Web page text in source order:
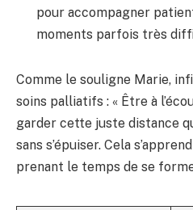
pour accompagner
moments parfois très
Comme le souligne Marie,
soins palliatifs : « Être à
garder cette juste distance
sans s’épuiser. Cela
prenant le temps de se